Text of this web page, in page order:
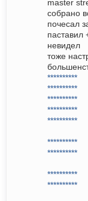
master
собрано
почесал
паставил
невидел
тоже
**********
**********
**********
**********
**********
**********
**********
**********
**********